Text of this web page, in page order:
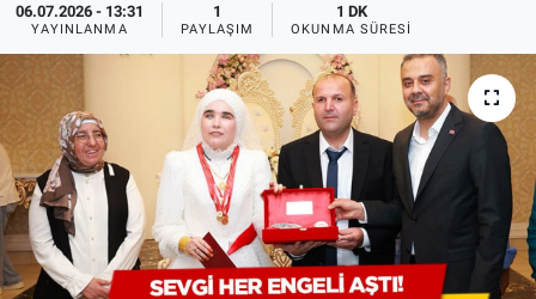
06.07.2026 - 13:31
YAYINLANMA
1
PAYLAŞIM
1 DK
OKUNMA SÜRESI